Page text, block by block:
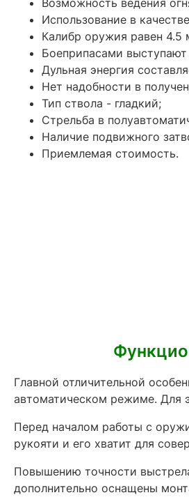
Возможность ведения
Использование в
Калибр оружия равен 4.5
Боеприпасами
Дульная энергия
Нет надобности в
Тип ствола - гладкий;
Стрельба в
Наличие подвижного
Приемлемая стоимость.
Главной отличительной
автоматическом режиме. Для
Перед началом работы с
рукояти и его хватит для
Повышению точности
дополнительно оснащены